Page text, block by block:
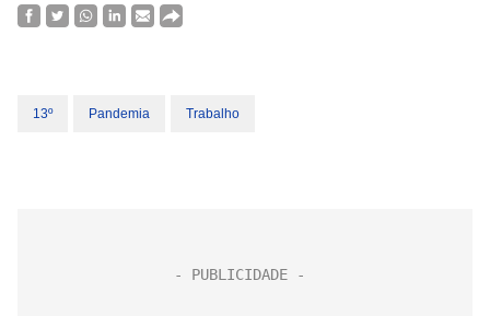
13º Pandemia Trabalho